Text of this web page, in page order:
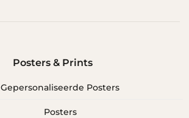
Posters & Prints
Gepersonaliseerde Posters
Posters